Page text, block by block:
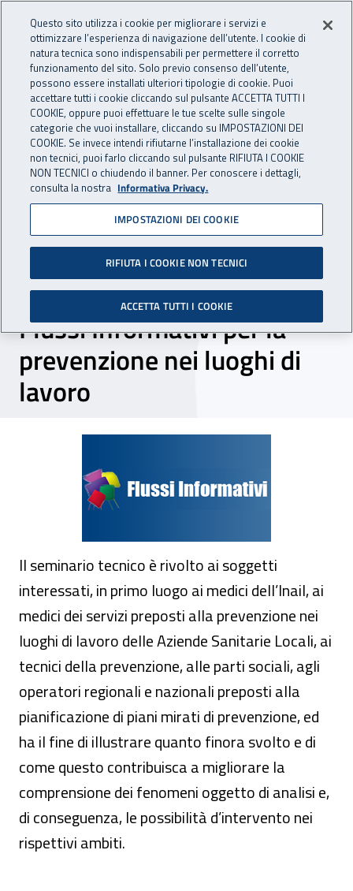
INAIL - Istituto Nazionale
Apri cerca
Navigazione principale
Navigazione - Ti trovi in:
Home Inail comunica Eventi
18 luglio 2016
Seminario - La prevenzione
delle malattie professionali
attraverso l'utilizzo dei
Flussi Informativi per la
prevenzione nei luoghi di
lavoro
Il seminario tecnico è rivolto ai soggetti
interessati, in primo luogo ai medici dell’Inail, ai
medici dei servizi preposti alla prevenzione nei
luoghi di lavoro delle Aziende Sanitarie Locali, ai
tecnici della prevenzione, alle parti sociali, agli
operatori regionali e nazionali preposti alla
pianificazione di piani mirati di prevenzione, ed
ha il fine di illustrare quanto finora svolto e di
come questo contribuisca a migliorare la
comprensione dei fenomeni oggetto di analisi e,
di conseguenza, le possibilità d’intervento nei
rispettivi ambiti.
Questo sito utilizza i cookie per migliorare i servizi e
ottimizzare l’esperienza di navigazione dell’utente. I cookie di
natura tecnica sono indispensabili per permettere il corretto
funzionamento del sito. Solo previo consenso dell’utente,
possono essere installati ulteriori tipologie di cookie. Puoi
accettare tutti i cookie cliccando sul pulsante ACCETTA TUTTI I
COOKIE, oppure puoi effettuare le tue scelte sulle singole
categorie che vuoi installare, cliccando su IMPOSTAZIONI DEI
COOKIE. Se invece intendi rifiutarne l’installazione dei cookie
non tecnici, puoi farlo cliccando sul pulsante RIFIUTA I COOKIE
NON TECNICI o chiudendo il banner. Per conoscere i dettagli,
consulta la nostra Informativa Privacy.
IMPOSTAZIONI DEI COOKIE
RIFIUTA I COOKIE NON TECNICI
ACCETTA TUTTI I COOKIE